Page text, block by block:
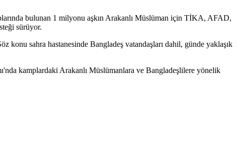
bulunan 1 milyonu aşkın Arakanlı Müslüman için TİKA, AFAD,
sürüyor.
konu sahra hastanesinde Bangladeş vatandaşları dahil, günde yaklaşık
kamplardaki Arakanlı Müslümanlara ve Bangladeşlilere yönelik